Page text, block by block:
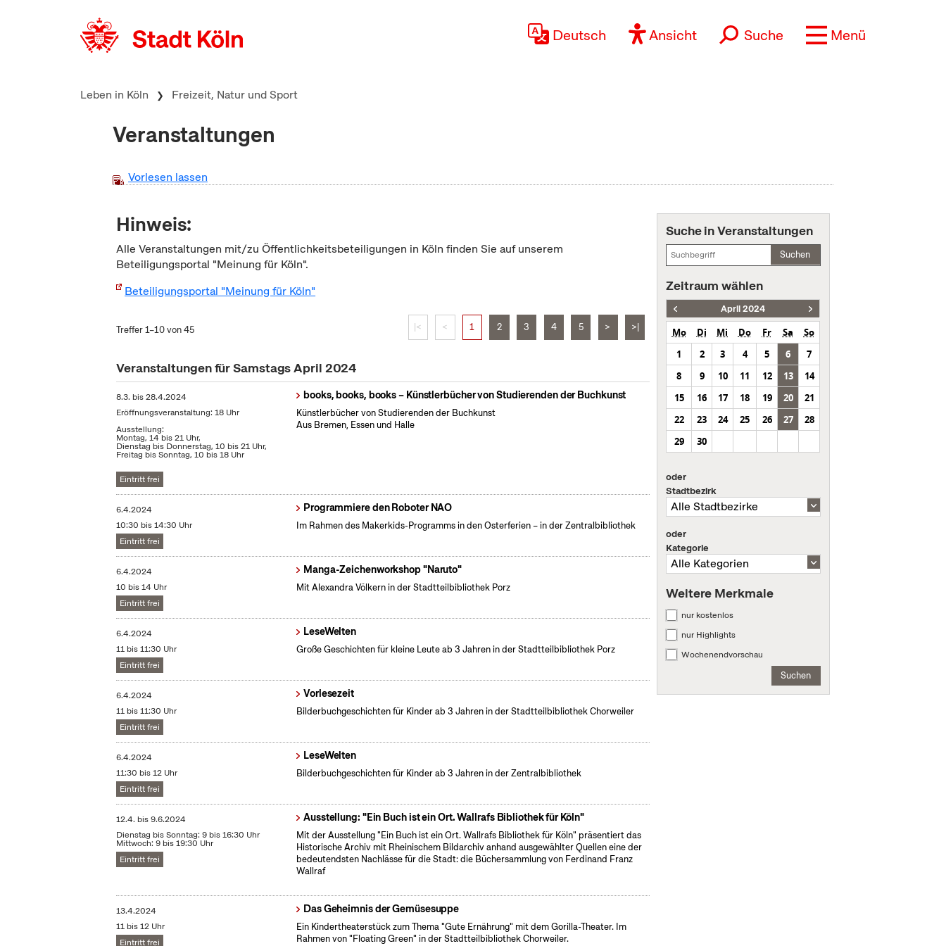
Deutsch Ansicht Suche Menü
Leben in Köln Freizeit, Natur und Sport
Veranstaltungen
Vorlesen lassen
Hinweis:
Alle Veranstaltungen mit/zu Öffentlichkeitsbeteiligungen in Köln finden Sie auf unserem
Beteiligungsportal "Meinung für Köln".
Beteiligungsportal "Meinung für Köln"
Treffer 1–10 von 45 |< < 1 2 3 4 5 > >|
Veranstaltungen für Samstags April 2024
8.3. bis28.4.2024
Eröffnungsveranstaltung: 18 Uhr
Ausstellung:
Montag, 14 bis 21 Uhr,
Dienstag bis Donnerstag, 10 bis 21 Uhr,
Freitag bis Sonntag, 10 bis 18 Uhr
Eintritt frei
books, books, books – Künstlerbücher von Studierenden der Buchkunst
Künstlerbücher von Studierenden der Buchkunst
Aus Bremen, Essen und Halle
6.4.2024
10:30 bis 14:30 Uhr
Eintritt frei
Programmiere den Roboter NAO
Im Rahmen des Makerkids-Programms in den Osterferien – in der Zentralbibliothek
6.4.2024
10 bis 14 Uhr
Eintritt frei
Manga-Zeichenworkshop "Naruto"
Mit Alexandra Völkern in der Stadtteilbibliothek Porz
6.4.2024
11 bis 11:30 Uhr
Eintritt frei
LeseWelten
Große Geschichten für kleine Leute ab 3 Jahren in der Stadtteilbibliothek Porz
6.4.2024
11 bis 11:30 Uhr
Eintritt frei
Vorlesezeit
Bilderbuchgeschichten für Kinder ab 3 Jahren in der Stadtteilbibliothek Chorweiler
6.4.2024
11:30 bis 12 Uhr
Eintritt frei
LeseWelten
Bilderbuchgeschichten für Kinder ab 3 Jahren in der Zentralbibliothek
12.4. bis9.6.2024
Dienstag bis Sonntag: 9 bis 16:30 Uhr
Mittwoch: 9 bis 19:30 Uhr
Eintritt frei
Ausstellung: "Ein Buch ist ein Ort. Wallrafs Bibliothek für Köln"
Mit der Ausstellung "Ein Buch ist ein Ort. Wallrafs Bibliothek für Köln" präsentiert das
Historische Archiv mit Rheinischem Bildarchiv anhand ausgewählter Quellen eine der
bedeutendsten Nachlässe für die Stadt: die Büchersammlung von Ferdinand Franz
Wallraf
13.4.2024
11 bis 12 Uhr
Eintritt frei
Das Geheimnis der Gemüsesuppe
Ein Kindertheaterstück zum Thema "Gute Ernährung" mit dem Gorilla-Theater. Im
Rahmen von "Floating Green" in der Stadtteilbibliothek Chorweiler.
Suche in Veranstaltungen
Suchen
Zeitraum wählen
April 2024
Mo Di Mi Do Fr Sa
So
1
2 3 4 5 6
7
8
9 10 11 12 13
14
15
16 17 18 19 20
21
22
23 24 25 26 27
28
29
30
oder
Stadtbezirk
oder
Kategorie
Weitere Merkmale
nur kostenlos
nur Highlights
Wochenendvorschau
Suchen